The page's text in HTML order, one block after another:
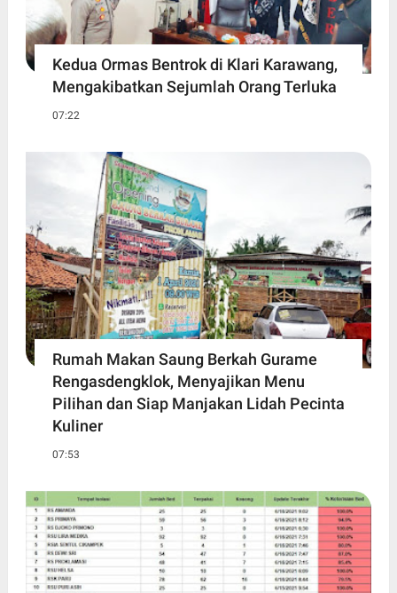
Kedua Ormas Bentrok di Klari Karawang,
Mengakibatkan Sejumlah Orang Terluka
07:22
Rumah Makan Saung Berkah Gurame
Rengasdengklok, Menyajikan Menu
Pilihan dan Siap Manjakan Lidah Pecinta
Kuliner
07:53